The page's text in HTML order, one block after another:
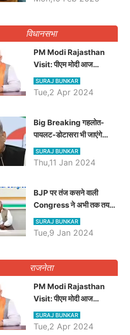
विधानसभा
PM Modi Rajasthan
Visit: पीएम मोदी आज
राजस्थान में कोटपूतली में करेंगे
विशाल रैली, एक सभा से 8 सीटों
SURAJ BUNKAR
Tue,2 Apr 2024
Big Breaking गहलोत-
पायलट-डोटासरा भी जाएंगे
अयोध्या, करेंगे रामलला के दर्शन
SURAJ BUNKAR
Thu,11 Jan 2024
BJP पर तंज कसने वाली
Congress ने अभी तक तय
नहीं किया नेता प्रतिपक्ष, जानें
कौन होगा दावेदार
SURAJ BUNKAR
Tue,9 Jan 2024
राजनेता
PM Modi Rajasthan
Visit: पीएम मोदी आज
राजस्थान में कोटपूतली में करेंगे
विशाल रैली, एक सभा से 8 सीटों
SURAJ BUNKAR
Tue,2 Apr 2024